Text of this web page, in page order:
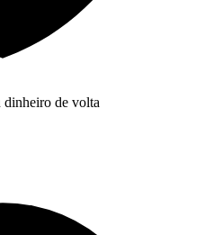
dinheiro de volta